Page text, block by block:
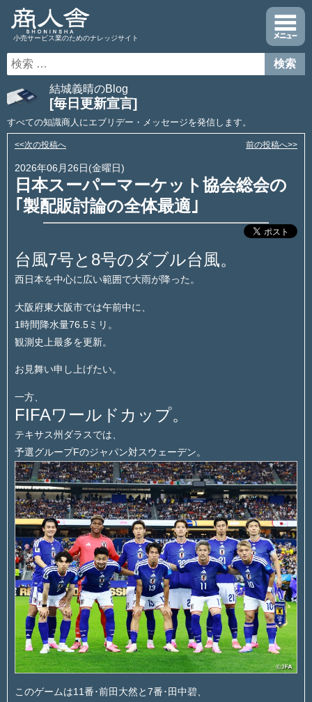
小売サービス業のためのナレッジサイト
結城義晴のBlog
[毎日更新宣言]
すべての知識商人にエブリデー・メッセージを発信します。
<<次の投稿へ 前の投稿へ>>
2026年06月26日(金曜日)
日本スーパーマーケット協会総会の
｢製配販討論の全体最適｣
台風7号と8号のダブル台風。
西日本を中心に広い範囲で大雨が降った。
大阪府東大阪市では午前中に、
1時間降水量76.5ミリ。
観測史上最多を更新。
お見舞い申し上げたい。
一方、
FIFAワールドカップ。
テキサス州ダラスでは、
予選グループFのジャパン対スウェーデン。
このゲームは11番･前田大然と7番･田中碧、